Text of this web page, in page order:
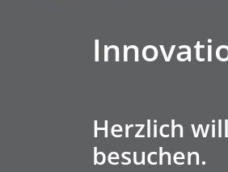
Herzlich
besuchen.